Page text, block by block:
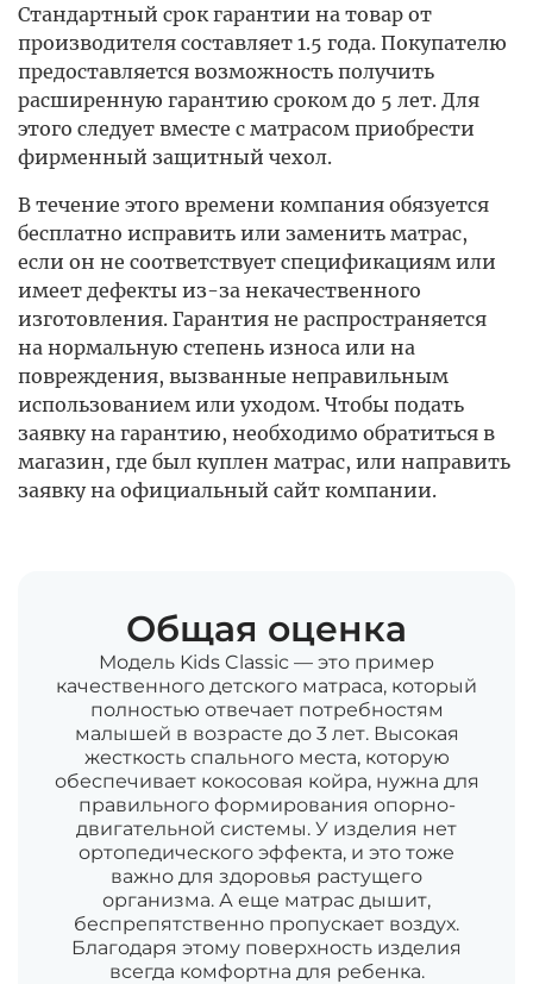
Стандартный срок гарантии на товар от
производителя составляет 1.5 года. Покупателю
предоставляется возможность получить
расширенную гарантию сроком до 5 лет. Для
этого следует вместе с матрасом приобрести
фирменный защитный чехол.
В течение этого времени компания обязуется
бесплатно исправить или заменить матрас,
если он не соответствует спецификациям или
имеет дефекты из-за некачественного
изготовления. Гарантия не распространяется
на нормальную степень износа или на
повреждения, вызванные неправильным
использованием или уходом. Чтобы подать
заявку на гарантию, необходимо обратиться в
магазин, где был куплен матрас, или направить
заявку на официальный сайт компании.
Общая оценка
Модель Kids Classic — это пример
качественного детского матраса, который
полностью отвечает потребностям
малышей в возрасте до 3 лет. Высокая
жесткость спального места, которую
обеспечивает кокосовая койра, нужна для
правильного формирования опорно-
двигательной системы. У изделия нет
ортопедического эффекта, и это тоже
важно для здоровья растущего
организма. А еще матрас дышит,
беспрепятственно пропускает воздух.
Благодаря этому поверхность изделия
всегда комфортна для ребенка.